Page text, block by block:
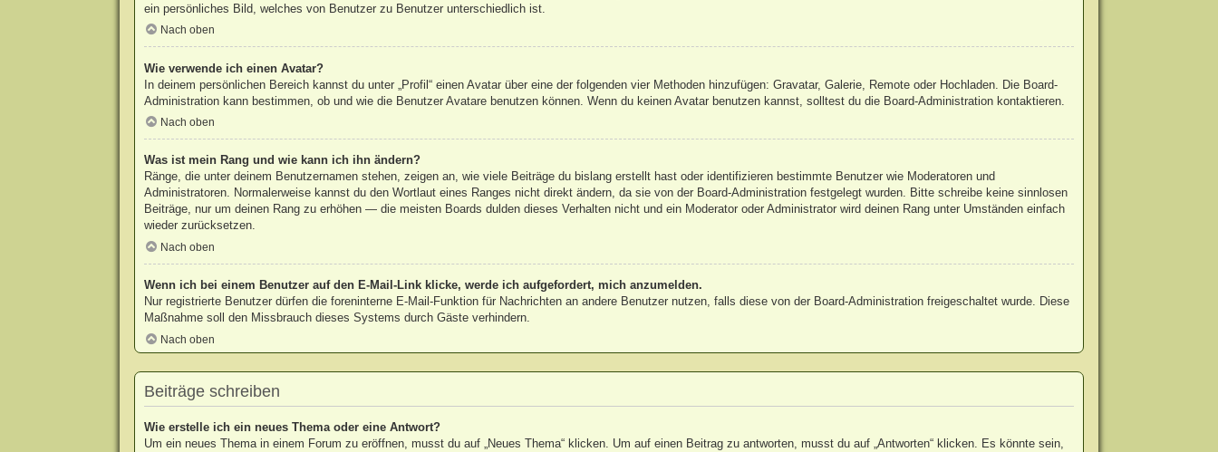
ein persönliches Bild, welches von Benutzer zu Benutzer unterschiedlich ist.
Nach oben
Wie verwende ich einen Avatar?
In deinem persönlichen Bereich kannst du unter „Profil“ einen Avatar über eine der folgenden vier Methoden hinzufügen: Gravatar, Galerie, Remote oder Hochladen. Die Board-
Administration kann bestimmen, ob und wie die Benutzer Avatare benutzen können. Wenn du keinen Avatar benutzen kannst, solltest du die Board-Administration kontaktieren.
Nach oben
Was ist mein Rang und wie kann ich ihn ändern?
Ränge, die unter deinem Benutzernamen stehen, zeigen an, wie viele Beiträge du bislang erstellt hast oder identifizieren bestimmte Benutzer wie Moderatoren und
Administratoren. Normalerweise kannst du den Wortlaut eines Ranges nicht direkt ändern, da sie von der Board-Administration festgelegt wurden. Bitte schreibe keine sinnlosen
Beiträge, nur um deinen Rang zu erhöhen — die meisten Boards dulden dieses Verhalten nicht und ein Moderator oder Administrator wird deinen Rang unter Umständen einfach
wieder zurücksetzen.
Nach oben
Wenn ich bei einem Benutzer auf den E-Mail-Link klicke, werde ich aufgefordert, mich anzumelden.
Nur registrierte Benutzer dürfen die foreninterne E-Mail-Funktion für Nachrichten an andere Benutzer nutzen, falls diese von der Board-Administration freigeschaltet wurde. Diese
Maßnahme soll den Missbrauch dieses Systems durch Gäste verhindern.
Nach oben
Beiträge schreiben
Wie erstelle ich ein neues Thema oder eine Antwort?
Um ein neues Thema in einem Forum zu eröffnen, musst du auf „Neues Thema“ klicken. Um auf einen Beitrag zu antworten, musst du auf „Antworten“ klicken. Es könnte sein,